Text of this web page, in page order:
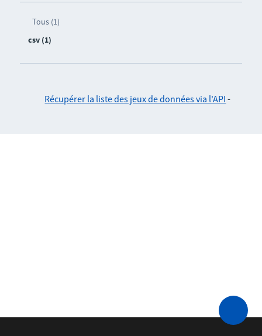
Tous (1)
csv (1)
Récupérer la liste des jeux de données via l'API -